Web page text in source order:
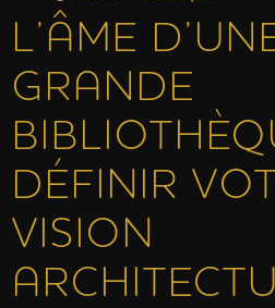
L’ÂME
GRANDE
DÉFINIR
VISION